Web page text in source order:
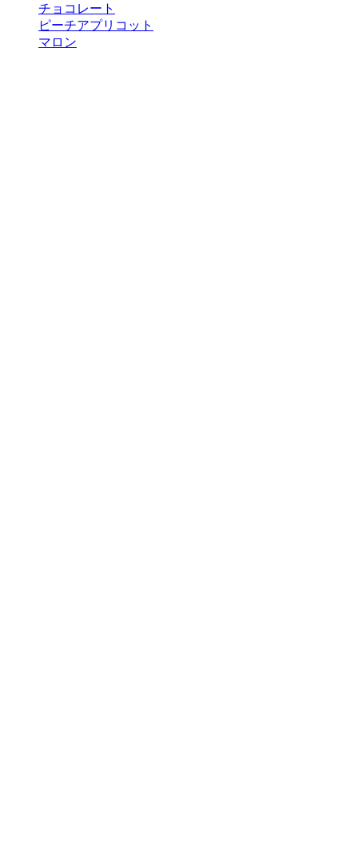
チョコレート
ピーチアプリコット
マロン